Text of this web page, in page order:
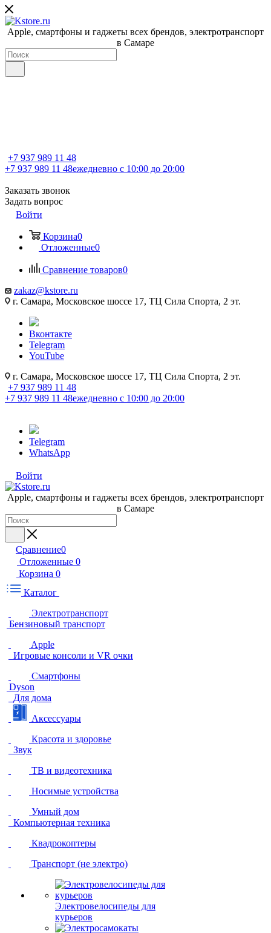
Apple, cмартфоны и гаджеты всех брендов, электротранспорт
в Самаре
+7 937 989 11 48
+7 937 989 11 48ежедневно с 10:00 до 20:00
Заказать звонок
Задать вопрос
Войти
Корзина0
Отложенные0
Сравнение товаров0
zakaz@kstore.ru
г. Самара, Московское шоссе 17, ТЦ Сила Спорта, 2 эт.
Вконтакте
Telegram
YouTube
г. Самара, Московское шоссе 17, ТЦ Сила Спорта, 2 эт.
+7 937 989 11 48
+7 937 989 11 48ежедневно с 10:00 до 20:00
Telegram
WhatsApp
Войти
Apple, cмартфоны и гаджеты всех брендов, электротранспорт
в Самаре
Сравнение0
Отложенные 0
Корзина 0
Каталог
Электротранспорт
Бензиновый транспорт
Apple
Игровые консоли и VR очки
Смартфоны
Dyson
Для дома
Аксессуары
Красота и здоровье
Звук
ТВ и видеотехника
Носимые устройства
Умный дом
Компьютерная техника
Квадрокоптеры
Транспорт (не электро)
Электровелосипеды для
курьеров